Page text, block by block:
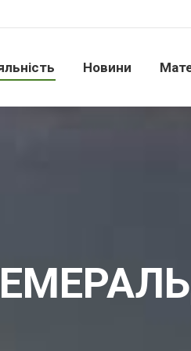
Новини
Новини